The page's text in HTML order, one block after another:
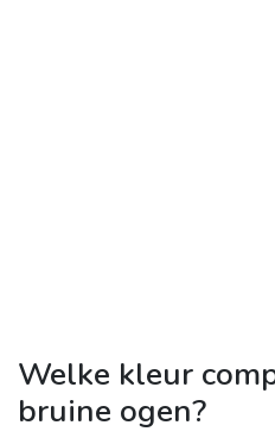
Welke kleur
bruine ogen?